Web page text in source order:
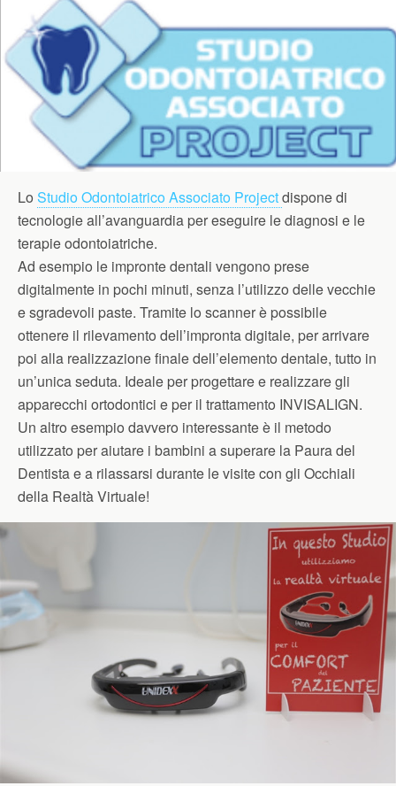
Lo Studio Odontoiatrico Associato Projectdispone di
tecnologie all’avanguardia per eseguire le diagnosi e le
terapie odontoiatriche.
Ad esempio le impronte dentali vengono prese
digitalmente in pochi minuti, senza l’utilizzo delle vecchie
e sgradevoli paste. Tramite lo scanner è possibile
ottenere il rilevamento dell’impronta digitale, per arrivare
poi alla realizzazione finale dell’elemento dentale, tutto in
un’unica seduta. Ideale per progettare e realizzare gli
apparecchi ortodontici e per il trattamento INVISALIGN.
Un altro esempio davvero interessante è il metodo
utilizzato per aiutare i bambini a superare la Paura del
Dentista e a rilassarsi durante le visite con gli Occhiali
della Realtà Virtuale!